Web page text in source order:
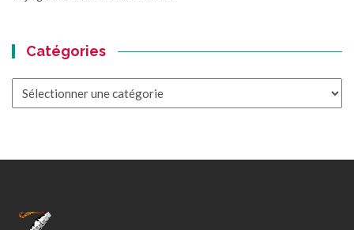
Catégories